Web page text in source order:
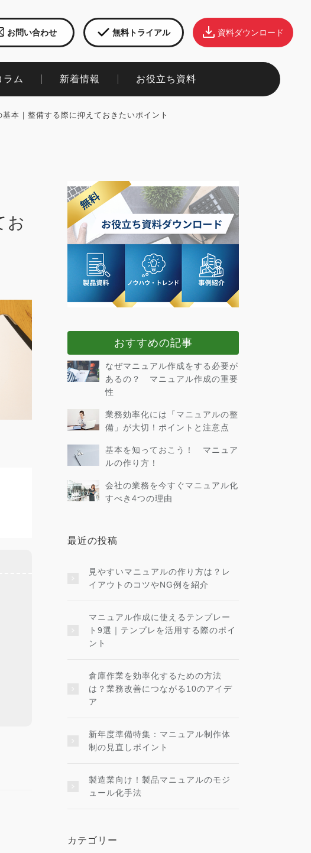
お問い合わせ 無料トライアル 資料ダウンロード
ラム​ 新着情報​ お役立ち資料​
本｜整備する際に抑えておきたいポイント
お
おすすめの記事
なぜマニュアル作成をする必要が
あるの？ マニュアル作成の重要
性
業務効率化には「マニュアルの整
備」が大切！ポイントと注意点
基本を知っておこう！ マニュア
ルの作り方！
会社の業務を今すぐマニュアル化
すべき4つの理由
最近の投稿
見やすいマニュアルの作り方は？レ
イアウトのコツやNG例を紹介
マニュアル作成に使えるテンプレー
ト9選｜テンプレを活用する際のポイ
ント
倉庫作業を効率化するための方法
は？業務改善につながる10のアイデ
ア
新年度準備特集：マニュアル制作体
制の見直しポイント
製造業向け！製品マニュアルのモジ
ュール化手法
カテゴリー